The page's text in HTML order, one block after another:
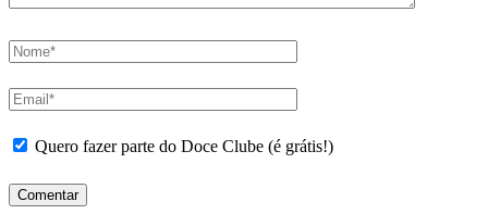
Quero fazer parte do Doce Clube (é grátis!)